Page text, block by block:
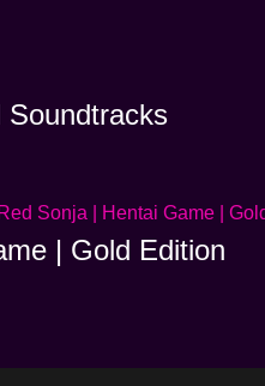
Soundtracks
| Gold Edition